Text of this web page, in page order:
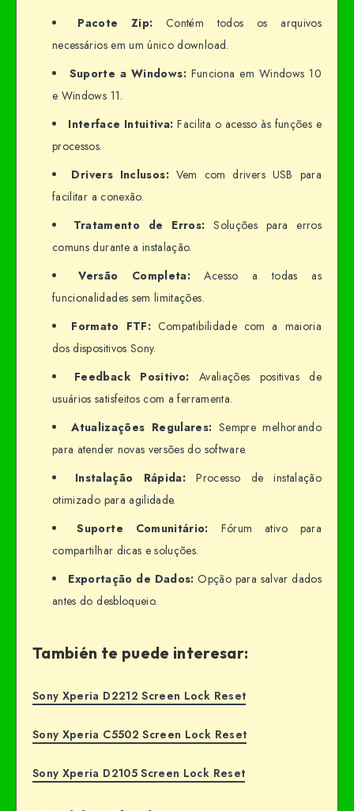
Pacote Zip: Contém todos os arquivos
necessários em um único download.
Suporte a Windows:Funciona em Windows 10
e Windows 11.
Interface Intuitiva: Facilita o acesso às funções e
processos.
Drivers Inclusos:Vem com drivers USB para
facilitar a conexão.
Tratamento de Erros: Soluções para erros
comuns durante a instalação.
Versão Completa:Acesso a todas as
funcionalidades sem limitações.
Formato FTF:Compatibilidade com a maioria
dos dispositivos Sony.
Feedback Positivo: Avaliações positivas de
usuários satisfeitos com a ferramenta.
Atualizações Regulares: Sempre melhorando
para atender novas versões do software.
Instalação Rápida: Processo de instalação
otimizado para agilidade.
Suporte Comunitário: Fórum ativo para
compartilhar dicas e soluções.
Exportação de Dados: Opção para salvar dados
antes do desbloqueio.
También te puede interesar:
Sony Xperia D2212 Screen Lock Reset
Sony Xperia C5502 Screen Lock Reset
Sony Xperia D2105 Screen Lock Reset